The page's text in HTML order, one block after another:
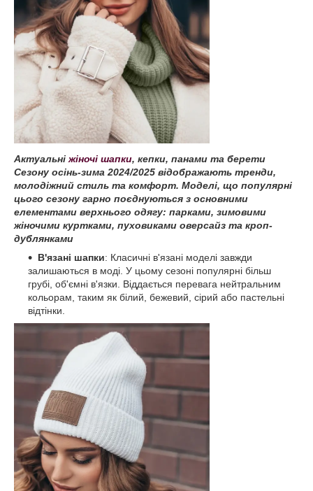
Актуальніжіночі шапки, кепки, панами та берети
Сезону осінь-зима 2024/2025 відображають тренди,
молодіжний стиль та комфорт. Моделі, що популярні
цього сезону гарно поєднуються з основними
елементами верхнього одягу: парками, зимовими
жіночими куртками, пуховиками оверсайз та кроп-
дублянками
В'язані шапки: Класичні в'язані моделі завжди
залишаються в моді. У цьому сезоні популярні більш
грубі, об'ємні в'язки. Віддається перевага нейтральним
кольорам, таким як білий, бежевий, сірий або пастельні
відтінки.